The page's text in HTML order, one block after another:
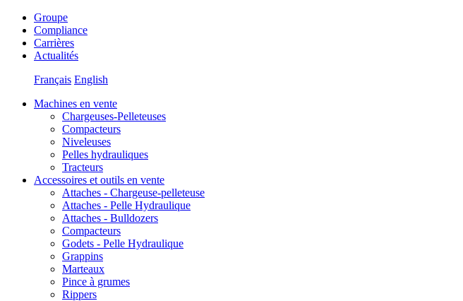
Groupe
Compliance
Carrières
Actualités
Français English
Machines en vente
Chargeuses-Pelleteuses
Compacteurs
Niveleuses
Pelles hydrauliques
Tracteurs
Accessoires et outils en vente
Attaches - Chargeuse-pelleteuse
Attaches - Pelle Hydraulique
Attaches - Bulldozers
Compacteurs
Godets - Pelle Hydraulique
Grappins
Marteaux
Pince à grumes
Rippers